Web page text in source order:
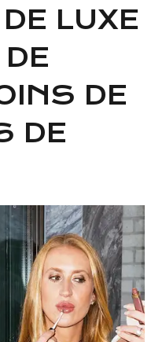
LUXE
DE
DE